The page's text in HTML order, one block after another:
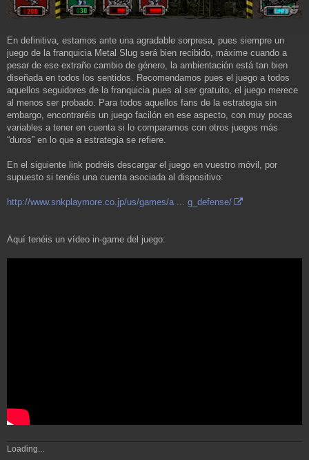
En definitiva, estamos ante una agradable sorpresa, pues siempre un
juego de la franquicia Metal Slug será bien recibido, máxime cuando a
pesar de ese extraño cambio de género, la ambientación está tan bien
diseñada en todos los sentidos. Recomendamos pues el juego a todos
aquellos seguidores de la franquicia pues al ser gratuito, el juego merece
al menos ser probado. Para todos aquellos fans de la estrategia sin
embargo, encontraréis un juego facilón en ese aspecto, con muy pocas
variables a tener en cuenta si lo comparamos con otros juegos más
“duros” en lo que a estrategia se refiere.
En el siguiente link podréis descargar el juego en vuestro móvil, por
supuesto si tenéis una cuenta asociada al dispositivo:
http://www.snkplaymore.co.jp/us/games/a ... g_defense/
Aquí tenéis un vídeo in-game del juego:
Loading...